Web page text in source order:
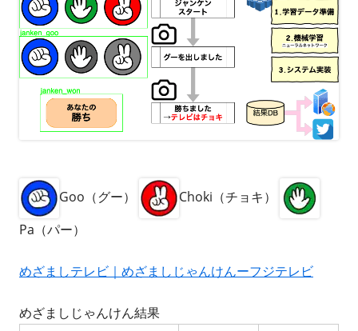
Goo（グー）
Choki（チョキ）
Pa（パー）
めざましテレビ｜めざましじゃんけんーフジテレビ
めざましじゃんけん結果